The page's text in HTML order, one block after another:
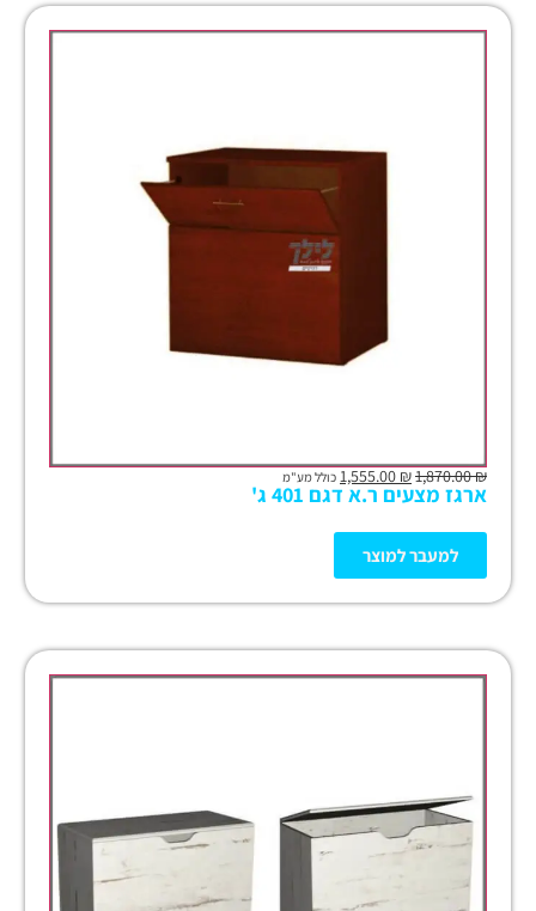
₪
1,870.00
₪ כולל מע"מ
ארגז מצעים ר.א דגם 401 ג'
למעבר למוצר